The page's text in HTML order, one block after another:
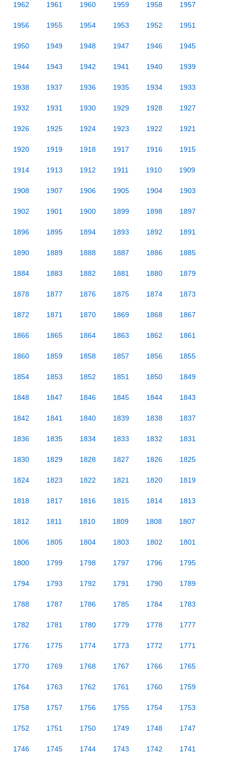
1962 1961 1960 1959 1958 1957
1956 1955 1954 1953 1952 1951
1950 1949 1948 1947 1946 1945
1944 1943 1942 1941 1940 1939
1938 1937 1936 1935 1934 1933
1932 1931 1930 1929 1928 1927
1926 1925 1924 1923 1922 1921
1920 1919 1918 1917 1916 1915
1914 1913 1912 1911 1910 1909
1908 1907 1906 1905 1904 1903
1902 1901 1900 1899 1898 1897
1896 1895 1894 1893 1892 1891
1890 1889 1888 1887 1886 1885
1884 1883 1882 1881 1880 1879
1878 1877 1876 1875 1874 1873
1872 1871 1870 1869 1868 1867
1866 1865 1864 1863 1862 1861
1860 1859 1858 1857 1856 1855
1854 1853 1852 1851 1850 1849
1848 1847 1846 1845 1844 1843
1842 1841 1840 1839 1838 1837
1836 1835 1834 1833 1832 1831
1830 1829 1828 1827 1826 1825
1824 1823 1822 1821 1820 1819
1818 1817 1816 1815 1814 1813
1812 1811 1810 1809 1808 1807
1806 1805 1804 1803 1802 1801
1800 1799 1798 1797 1796 1795
1794 1793 1792 1791 1790 1789
1788 1787 1786 1785 1784 1783
1782 1781 1780 1779 1778 1777
1776 1775 1774 1773 1772 1771
1770 1769 1768 1767 1766 1765
1764 1763 1762 1761 1760 1759
1758 1757 1756 1755 1754 1753
1752 1751 1750 1749 1748 1747
1746 1745 1744 1743 1742 1741